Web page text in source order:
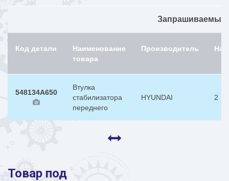
Запрашиваемый
Код детали
Наименование
товара
Производитель
548134A650
Втулка
стабилизатора
переднего
HYUNDAI 2
Товар под